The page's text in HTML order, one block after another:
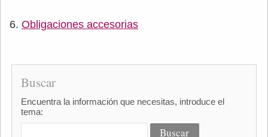
Obligaciones accesorias
Buscar
Encuentra la información que necesitas, introduce el
tema: